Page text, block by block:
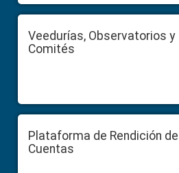
Veedurías, Observatorios y
Comités
Plataforma de Rendición de
Cuentas